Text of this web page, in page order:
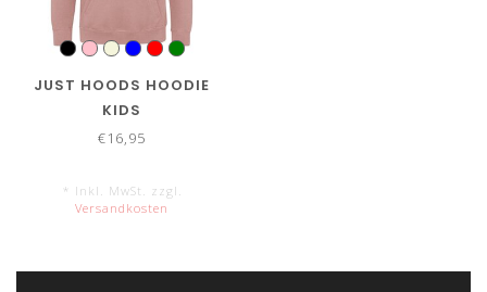
JUST HOODS HOODIE
KIDS
€16,95
* Inkl. MwSt. zzgl.
Versandkosten